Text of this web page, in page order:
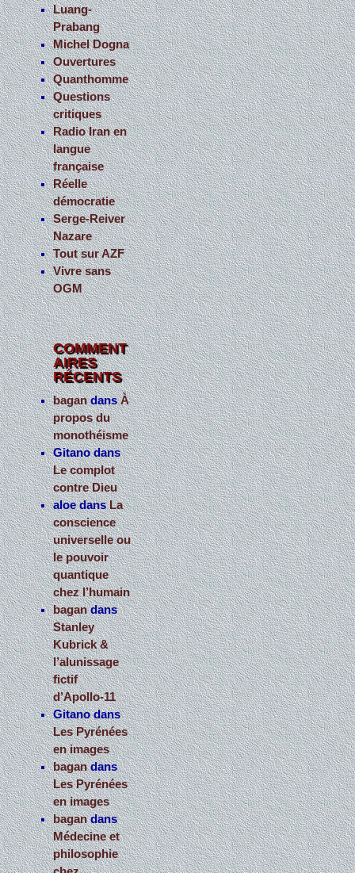
Luang-
Prabang
Michel Dogna
Ouvertures
Quanthomme
Questions
critiques
Radio Iran en
langue
française
Réelle
démocratie
Serge-Reiver
Nazare
Tout sur AZF
Vivre sans
OGM
COMMENT
AIRES
RÉCENTS
bagandansÀ
propos du
monothéisme
Gitanodans
Le complot
contre Dieu
aloedansLa
conscience
universelle ou
le pouvoir
quantique
chez l’humain
bagandans
Stanley
Kubrick &
l’alunissage
fictif
d’Apollo-11
Gitanodans
Les Pyrénées
en images
bagandans
Les Pyrénées
en images
bagandans
Médecine et
philosophie